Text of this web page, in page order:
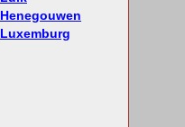
Henegouwen
Luxemburg